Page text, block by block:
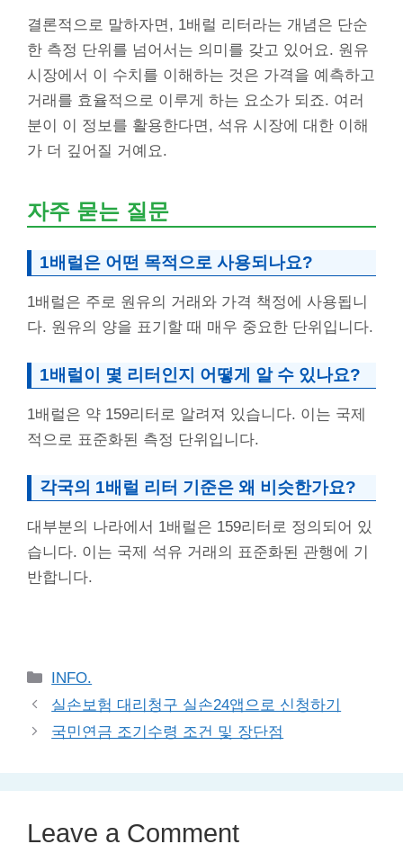
결론적으로 말하자면, 1배럴 리터라는 개념은 단순
한 측정 단위를 넘어서는 의미를 갖고 있어요. 원유
시장에서 이 수치를 이해하는 것은 가격을 예측하고
거래를 효율적으로 이루게 하는 요소가 되죠. 여러
분이 이 정보를 활용한다면, 석유 시장에 대한 이해
가 더 깊어질 거예요.
자주 묻는 질문
1배럴은 어떤 목적으로 사용되나요?
1배럴은 주로 원유의 거래와 가격 책정에 사용됩니
다. 원유의 양을 표기할 때 매우 중요한 단위입니다.
1배럴이 몇 리터인지 어떻게 알 수 있나요?
1배럴은 약 159리터로 알려져 있습니다. 이는 국제
적으로 표준화된 측정 단위입니다.
각국의 1배럴 리터 기준은 왜 비슷한가요?
대부분의 나라에서 1배럴은 159리터로 정의되어 있
습니다. 이는 국제 석유 거래의 표준화된 관행에 기
반합니다.
Categories
INFO.
실손보험 대리청구 실손24앱으로 신청하기
국민연금 조기수령 조건 및 장단점
Leave a Comment